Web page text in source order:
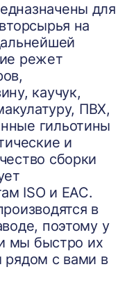
для
на
режет
каучук,
ПВХ,
гильотины
и
сборки
ISO и EAC.
в
поэтому у
мы быстро их
с вами в